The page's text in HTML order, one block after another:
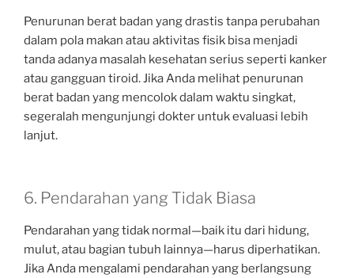
Penurunan berat badan yang drastis tanpa perubahan
dalam pola makan atau aktivitas fisik bisa menjadi
tanda adanya masalah kesehatan serius seperti kanker
atau gangguan tiroid. Jika Anda melihat penurunan
berat badan yang mencolok dalam waktu singkat,
segeralah mengunjungi dokter untuk evaluasi lebih
lanjut.
6. Pendarahan yang Tidak Biasa
Pendarahan yang tidak normal—baik itu dari hidung,
mulut, atau bagian tubuh lainnya—harus diperhatikan.
Jika Anda mengalami pendarahan yang berlangsung